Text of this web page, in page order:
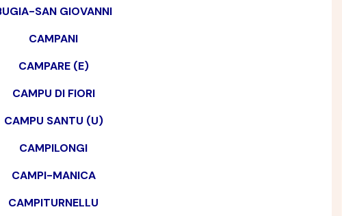
SAN GIOVANNI
CAMPANI
CAMPARE (E)
CAMPU DI FIORI
CAMPU SANTU (U)
CAMPILONGI
CAMPI-MANICA
CAMPITURNELLU